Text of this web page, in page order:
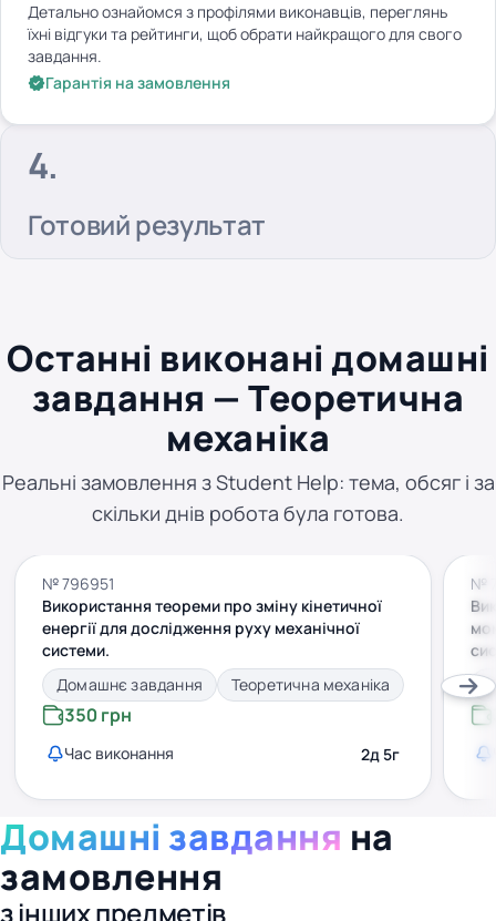
Детально ознайомся з профілями виконавців, переглянь
їхні відгуки та рейтинги, щоб обрати найкращого для свого
завдання.
Гарантія на замовлення
Готовий результат
Останні виконані домашні
завдання — Теоретична
механіка
Реальні замовлення з Student Help: тема, обсяг і за
скільки днів робота була готова.
№ 796951
Використання теореми про зміну кінетичної
енергії для дослідження руху механічної
системи.
Домашнє завдання
Теоретична механіка
350 грн
Час виконання 2д 5г
№
Домашні завдання на
замовлення
з інших предметів